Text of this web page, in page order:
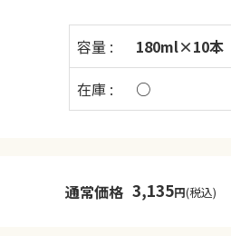
容量 :
180ml×10本
在庫 :
○
通常価格 3,135円(税込)